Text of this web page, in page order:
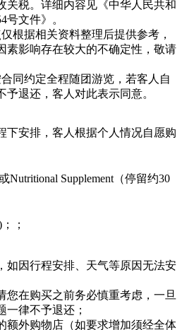
关税。详细内容见《中华人民共和
号文件》。
根据相关资料整理后提供参考，
素影响存在较大的不确定性，敬请
同约定全程随团游览，若客人自
退还，客人对此表示同意。
下安排，客人根据个人情况自愿购
Nutritional Supplement（停留约30
；
如因行程安排、天气等原因无法安
您在购买之前务必慎重考虑，一旦
一律不予退还；
额外购物店（如要求增加须经全体